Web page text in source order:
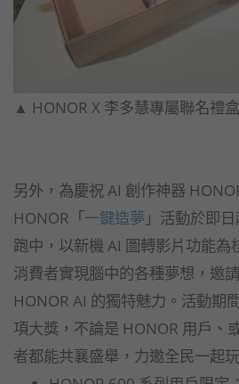
▲ HONOR X 李多慧專屬聯名禮盒
另外，為慶祝 AI 創作神器
HONOR「一鍵造夢 」活動於即
跑中，以新機 AI 圖轉影片功能為
消費者實現腦中的各種夢想，邀
HONOR AI 的獨特魅力。活動期
項大獎，不論是 HONOR 用戶、
者都能共襄盛舉，力邀全民一起